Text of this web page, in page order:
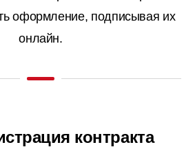
оформление, подписывая их
онлайн.
контракта